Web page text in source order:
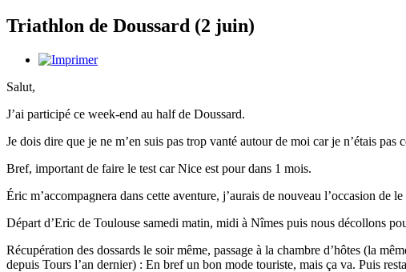
Triathlon de Doussard (2 juin)
Salut,
J’ai participé ce week-end au half de Doussard.
Je dois dire que je ne m’en suis pas trop vanté autour de moi car je n’étais
Bref, important de faire le test car Nice est pour dans 1 mois.
Éric m’accompagnera dans cette aventure, j’aurais de nouveau l’occasion de le
Départ d’Eric de Toulouse samedi matin, midi à Nîmes puis nous décollons
Récupération des dossards le soir même, passage à la chambre d’hôtes (la
depuis Tours l’an dernier) : En bref un bon mode touriste, mais ça va. Puis